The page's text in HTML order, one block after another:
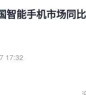
智能手机市场同
17:32